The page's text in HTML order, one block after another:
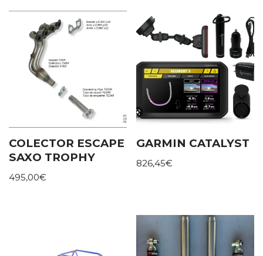
COLECTOR ESCAPE
SAXO TROPHY
495,00€
GARMIN CATALYST
826,45€